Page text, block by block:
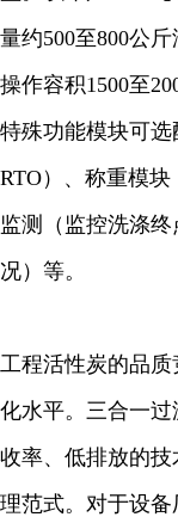
量约500至800公
操作容积1500至
特殊功能模块可
RTO）、称重模
监测（监控洗涤
况）等。
工程活性炭的品
化水平。三合一
收率、低排放的
理范式。对于设备